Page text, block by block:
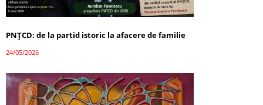
PNȚCD: de la partid istoric la afacere de familie
24/05/2026